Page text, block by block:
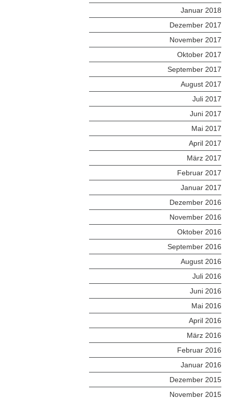
Januar 2018
Dezember 2017
November 2017
Oktober 2017
September 2017
August 2017
Juli 2017
Juni 2017
Mai 2017
April 2017
März 2017
Februar 2017
Januar 2017
Dezember 2016
November 2016
Oktober 2016
September 2016
August 2016
Juli 2016
Juni 2016
Mai 2016
April 2016
März 2016
Februar 2016
Januar 2016
Dezember 2015
November 2015